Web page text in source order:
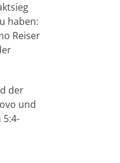
haben:
Reiser
der
und